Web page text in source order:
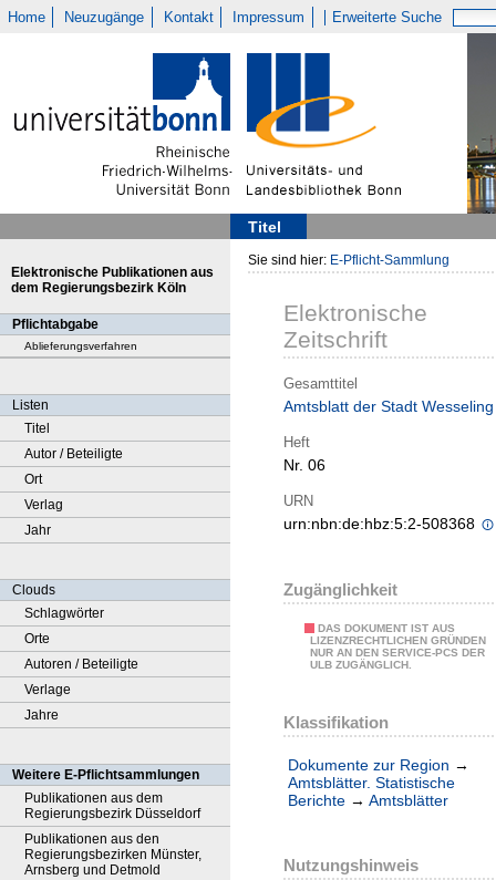
Home Neuzugänge Kontakt Impressum Erweiterte Suche
Titel
Elektronische Publikationen aus
dem Regierungsbezirk Köln
Pflichtabgabe
Ablieferungsverfahren
Listen
Titel
Autor / Beteiligte
Ort
Verlag
Jahr
Clouds
Schlagwörter
Orte
Autoren / Beteiligte
Verlage
Jahre
Weitere E-Pflichtsammlungen
Publikationen aus dem
Regierungsbezirk Düsseldorf
Publikationen aus den
Regierungsbezirken Münster,
Arnsberg und Detmold
Sie sind hier: E-Pflicht-Sammlung
Elektronische
Zeitschrift
Gesamttitel
Amtsblatt der Stadt Wesseling
Heft
Nr. 06
URN
urn:nbn:de:hbz:5:2-508368
Zugänglichkeit
DAS DOKUMENT IST AUS
LIZENZRECHTLICHEN GRÜNDEN
NUR AN DEN SERVICE-PCS DER
ULB ZUGÄNGLICH.
Klassifikation
Dokumente zur Region →
Amtsblätter. Statistische
Berichte → Amtsblätter
Nutzungshinweis